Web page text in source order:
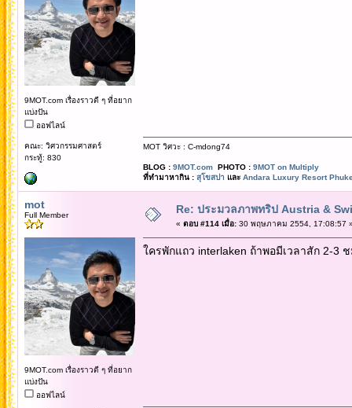
9MOT.com เรื่องราวดี ๆ ที่อยาก
แบ่งปัน
ออฟไลน์
คณะ: วิศวกรรมศาสตร์
กระทู้: 830
MOT วิศวะ : C-mdong74
BLOG : 9MOT.comPHOTO : 9MOT on Multiply
ที่ทำมาหากิน : สุโขสปา และ Andara Luxury Resort
mot
Full Member
9MOT.com เรื่องราวดี ๆ ที่อยาก
แบ่งปัน
ออฟไลน์
Re: ประมวลภาพทริป Austria &
« ตอบ #114 เมื่อ:30 พฤษภาคม 2554, 17:08:57
ใครพักแถว interlaken ถ้าพอมีเวลาสัก 2-